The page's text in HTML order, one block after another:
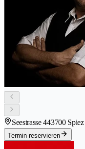
Seestrasse 443700 Spiez
Termin reservieren